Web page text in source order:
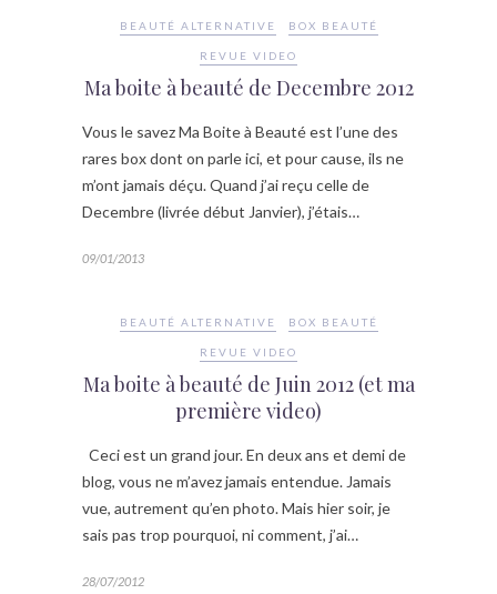
BEAUTÉ ALTERNATIVE BOX BEAUTÉ
REVUE VIDEO
Ma boite à beauté de Decembre 2012
Vous le savez Ma Boite à Beauté est l’une des
rares box dont on parle ici, et pour cause, ils ne
m’ont jamais déçu. Quand j’ai reçu celle de
Decembre (livrée début Janvier), j’étais…
09/01/2013
BEAUTÉ ALTERNATIVE BOX BEAUTÉ
REVUE VIDEO
Ma boite à beauté de Juin 2012 (et ma
première video)
Ceci est un grand jour. En deux ans et demi de
blog, vous ne m’avez jamais entendue. Jamais
vue, autrement qu’en photo. Mais hier soir, je
sais pas trop pourquoi, ni comment, j’ai…
28/07/2012